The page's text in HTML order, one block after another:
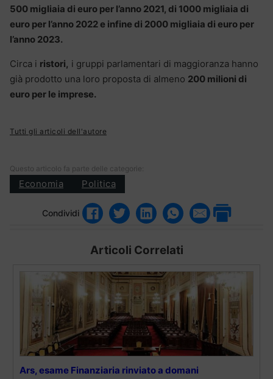
500 migliaia di euro per l’anno 2021, di 1000 migliaia di
euro per l’anno 2022 e infine di 2000 migliaia di euro per
l’anno 2023.
Circa i ristori, i gruppi parlamentari di maggioranza hanno
già prodotto una loro proposta di almeno 200 milioni di
euro per le imprese.
Tutti gli articoli dell'autore
Questo articolo fa parte delle categorie:
Economia Politica
Condividi
Articoli Correlati
Ars, esame Finanziaria rinviato a domani